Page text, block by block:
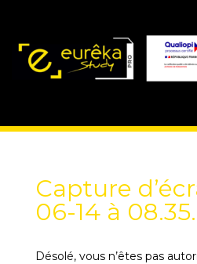
Capture
06-14 à
Désolé, vous n’êtes pas